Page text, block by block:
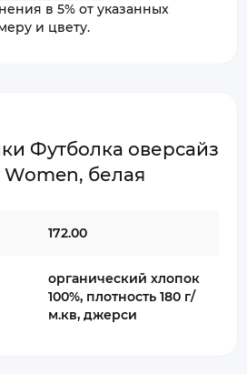
в 5% от указанных
и цвету.
Футболка оверсайз
белая
172.00
органический хлопок
100%, плотность 180 г/
м.кв, джерси